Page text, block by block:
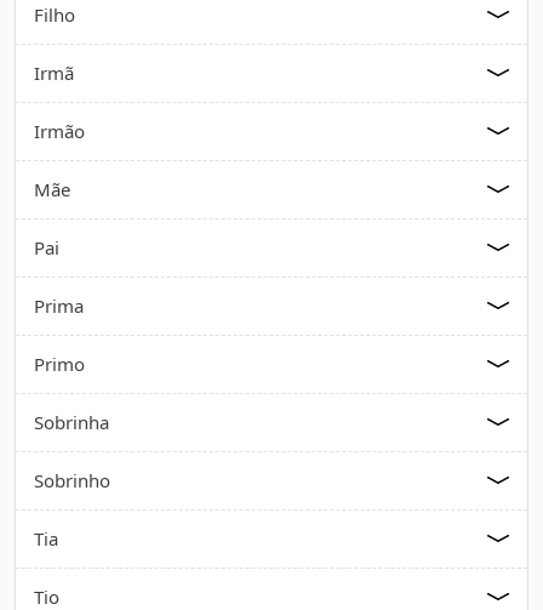
Filho
Irmã
Irmão
Mãe
Pai
Prima
Primo
Sobrinha
Sobrinho
Tia
Tio